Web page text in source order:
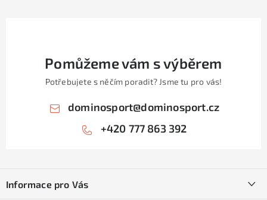
Pomůžeme vám s výběrem
Potřebujete s něčím poradit? Jsme tu pro vás!
dominosport@dominosport.cz
+420 777 863 392
pInformace pro Vás